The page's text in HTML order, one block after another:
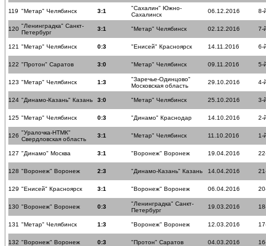
119 "Метар" Челябинск 3:1
"Сахалин" Южно-
Сахалинск
06.12.2016 8-
120 "Ленинградка" Санкт-
Петербург
3:1 "Метар" Челябинск 02.12.2016 7-
121 "Метар" Челябинск 0:3 "Енисей" Красноярск 14.11.2016 6-
122 "Протон" Саратов 3:0 "Метар" Челябинск 09.11.2016 5-
123 "Метар" Челябинск 1:3
"Заречье-Одинцово"
Московская область
29.10.2016 4-
124 "Динамо-Казань" Казань 3:0 "Метар" Челябинск 25.10.2016 3-
125 "Метар" Челябинск 0:3 "Динамо" Краснодар 14.10.2016 2-
126 "Уралочка-НТМК"
Свердловская область
3:1 "Метар" Челябинск 11.10.2016 1-
127 "Динамо" Москва 3:1 "Воронеж" Воронеж 19.04.2016
128 "Воронеж" Воронеж 2:3 "Динамо-Казань" Казань 14.04.2016
129 "Енисей" Красноярск 3:1 "Воронеж" Воронеж 06.04.2016
130 "Воронеж" Воронеж 0:3
"Ленинградка" Санкт-
Петербург
19.03.2016
131 "Метар" Челябинск 1:3 "Воронеж" Воронеж 12.03.2016
132 "Воронеж" Воронеж 0:3 "Протон" Саратов 04.03.2016